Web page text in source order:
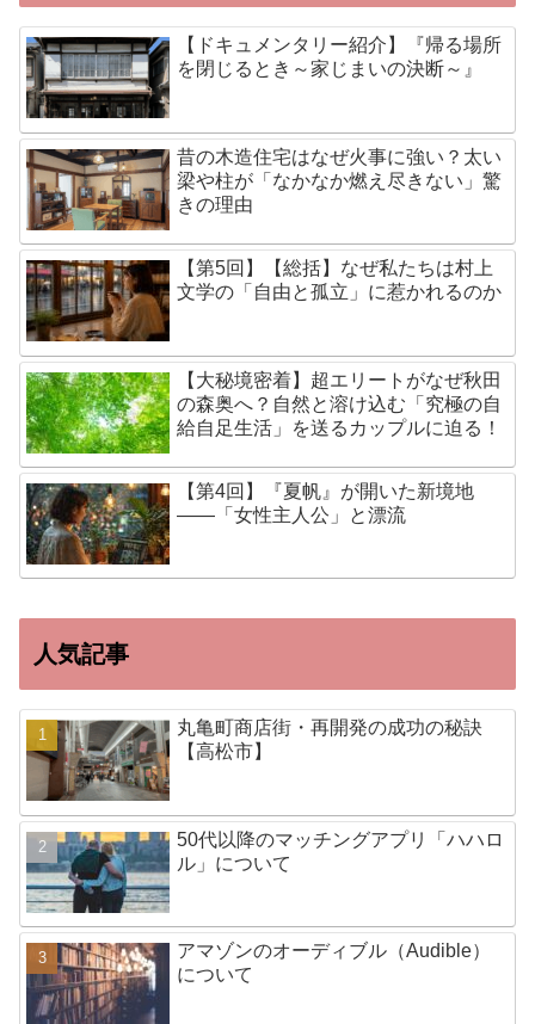
【ドキュメンタリー紹介】『帰る場所
を閉じるとき～家じまいの決断～』
昔の木造住宅はなぜ火事に強い？太い
梁や柱が「なかなか燃え尽きない」驚
きの理由
【第5回】【総括】なぜ私たちは村上
文学の「自由と孤立」に惹かれるのか
【大秘境密着】超エリートがなぜ秋田
の森奥へ？自然と溶け込む「究極の自
給自足生活」を送るカップルに迫る！
【第4回】『夏帆』が開いた新境地
——「女性主人公」と漂流
人気記事
丸亀町商店街・再開発の成功の秘訣
【高松市】
50代以降のマッチングアプリ「ハハロ
ル」について
アマゾンのオーディブル（Audible）
について